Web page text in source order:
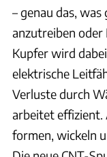
– genau das,
anzutreiben oder
Kupfer wird
elektrische
Verluste durch
arbeitet effizient.
formen, wickeln